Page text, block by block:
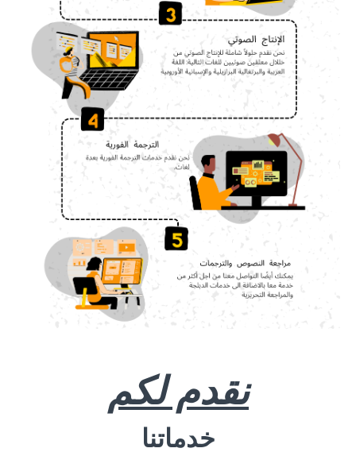
نقدم لكم
خدماتنا